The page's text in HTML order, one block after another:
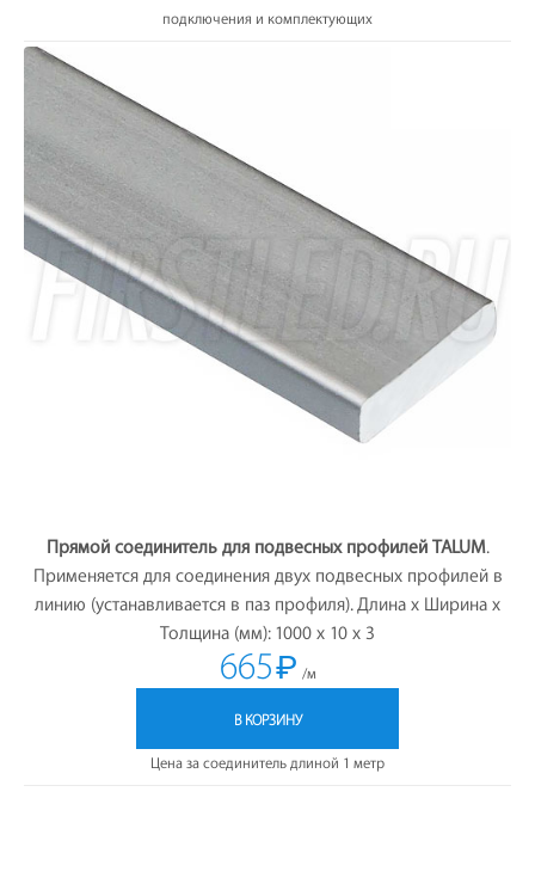
подключения и комплектующих
Прямой соединитель для подвесных профилей TALUM.
Применяется для соединения двух подвесных профилей в
линию (устанавливается в паз профиля). Длина х Ширина х
Толщина (мм): 1000 х 10 х 3
665₽ /м
В КОРЗИНУ
Цена за соединитель длиной 1 метр